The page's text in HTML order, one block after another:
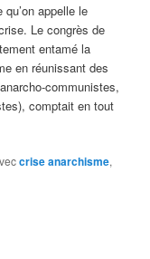
appelle le
Le congrès de
entamé la
en réunissant des
communistes,
comptait en tout
crise anarchisme,